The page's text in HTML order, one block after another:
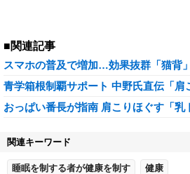
■関連記事
スマホの普及で増加…効果抜群「猫背
青学箱根制覇サポート 中野氏直伝「肩
おっぱい番長が指南 肩こりほぐす「乳
関連キーワード
睡眠を制する者が健康を制す 健康